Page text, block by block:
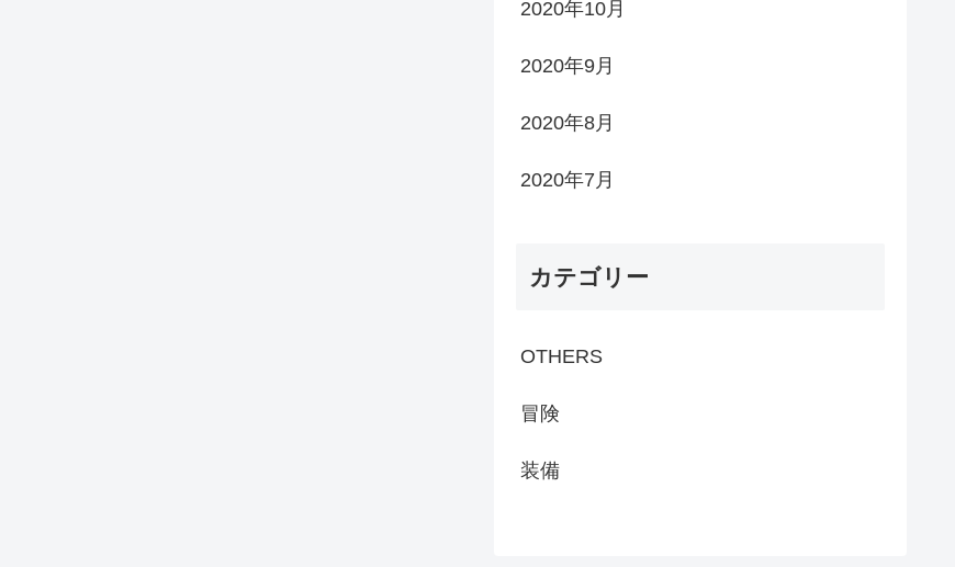
2020年10月
2020年9月
2020年8月
2020年7月
カテゴリー
OTHERS
冒険
装備